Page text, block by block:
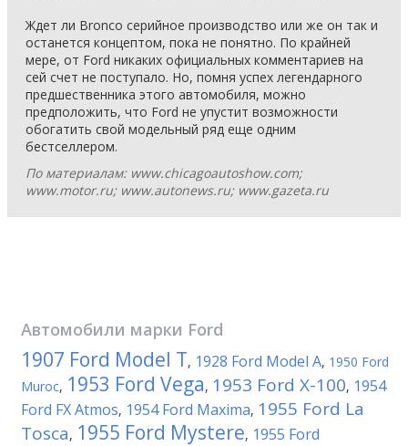
Ждет ли Bronco серийное производство или же он так и
останется концептом, пока не понятно. По крайней
мере, от Ford никаких официальных комментариев на
сей счет не поступало. Но, помня успех легендарного
предшественника этого автомобиля, можно
предположить, что Ford не упустит возможности
обогатить свой модельный ряд еще одним
бестселлером.
По материалам: www.chicagoautoshow.com;
www.motor.ru; www.autonews.ru; www.gazeta.ru
Автомобили марки Ford
1907 Ford Model T, 1928 Ford Model A, 1950 Ford
Muroc, 1953 Ford Vega, 1953 Ford X-100, 1954
Ford FX Atmos, 1954 Ford Maxima, 1955 Ford La
Tosca, 1955 Ford Mystere, 1955 Ford